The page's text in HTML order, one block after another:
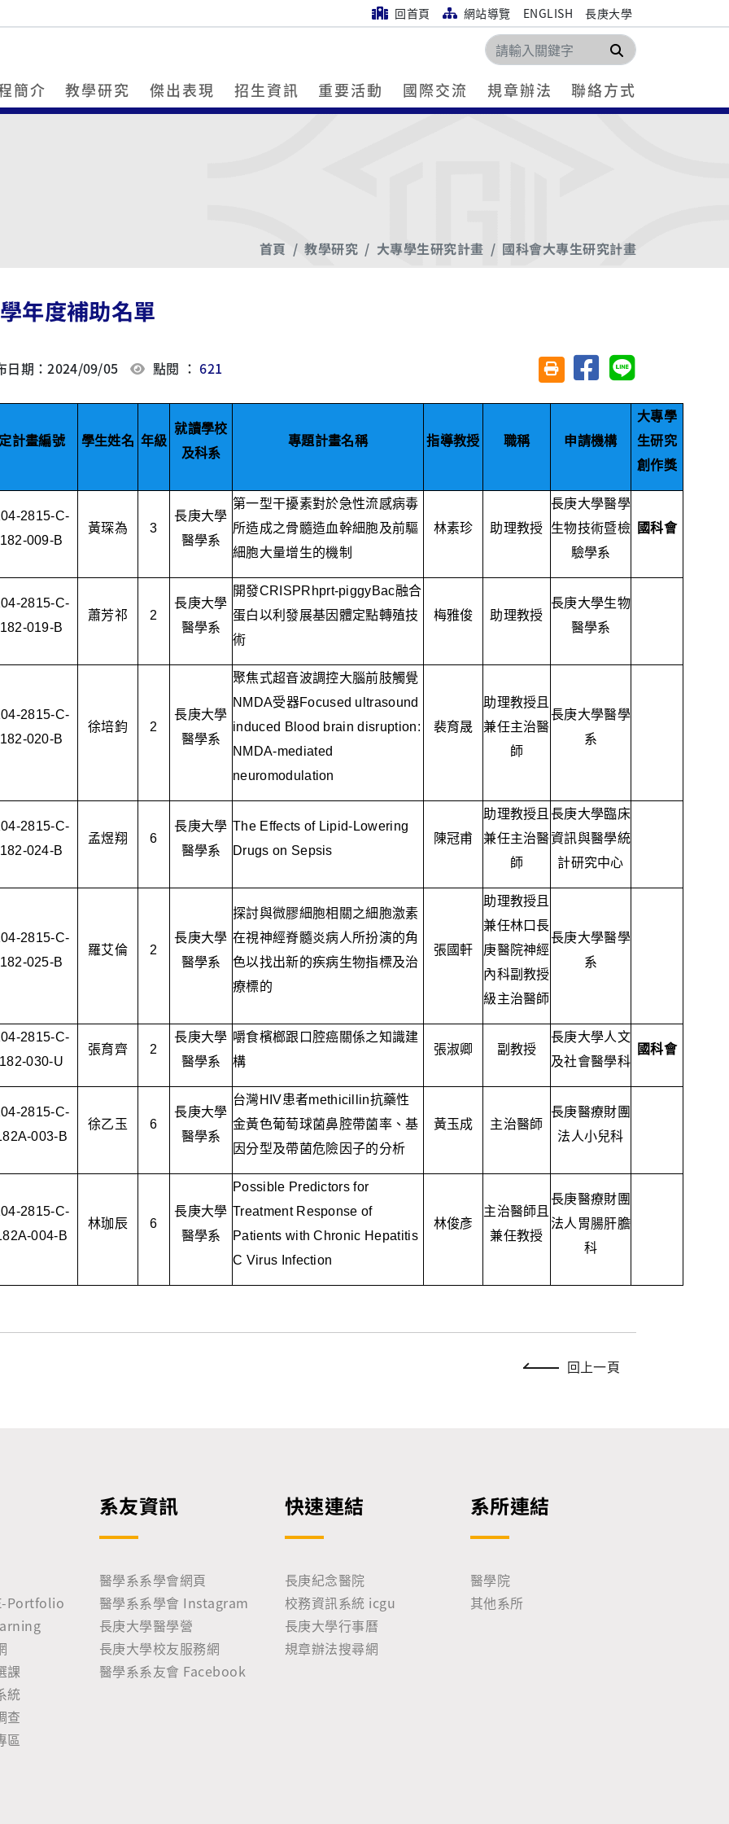
回首頁 網站導覽 ENGLISH 長庚大學
搜尋
簡介 教學研究 傑出表現 招生資訊 重要活動 國際交流 規章辦法 聯絡方式
首頁 教學研究 大專學生研究計畫 國科會大專生研究計畫
年度補助名單
日期：2024/09/05 點閱 ：621 友善列印(另開視窗)
分享至臉書分享至 Line
計畫編號 學生姓名 年級
就讀學校
及科系
專題計畫名稱 指導教授 職稱 申請機構
大專學
生研究
創作獎
2815-C-
182-009-B
黃琛為 3
長庚大學
醫學系
第一型干擾素對於急性流感病毒
所造成之骨髓造血幹細胞及前驅
細胞大量增生的機制
林素珍 助理教授
長庚大學醫學
生物技術暨檢
驗學系
國科會
2815-C-
182-019-B
蕭芳祁 2
長庚大學
醫學系
開發CRISPRhprt-piggyBac融合
蛋白以利發展基因體定點轉殖技
術
梅雅俊 助理教授
長庚大學生物
醫學系
2815-C-
182-020-B
徐培鈞 2
長庚大學
醫學系
聚焦式超音波調控大腦前肢觸覺
NMDA受器Focused ultrasound
induced Blood brain disruption:
NMDA-mediated
neuromodulation
裴育晟
助理教授且
兼任主治醫
師
長庚大學醫學
系
2815-C-
182-024-B
孟煜翔 6
長庚大學
醫學系
The Effects of Lipid-Lowering
Drugs on Sepsis
陳冠甫
助理教授且
兼任主治醫
師
長庚大學臨床
資訊與醫學統
計研究中心
2815-C-
182-025-B
羅艾倫 2
長庚大學
醫學系
探討與微膠細胞相關之細胞激素
在視神經脊髓炎病人所扮演的角
色以找出新的疾病生物指標及治
療標的
張國軒
助理教授且
兼任林口長
庚醫院神經
內科副教授
級主治醫師
長庚大學醫學
系
2815-C-
182-030-U
張育齊 2
長庚大學
醫學系
嚼食檳榔跟口腔癌關係之知識建
構
張淑卿 副教授
長庚大學人文
及社會醫學科
國科會
2815-C-
003-B
徐乙玉 6
長庚大學
醫學系
台灣 HIV患者methicillin抗藥性
金黃色葡萄球菌鼻腔帶菌率、基
因分型及帶菌危險因子的分析
黃玉成 主治醫師
長庚醫療財團
法人小兒科
2815-C-
004-B
林珈辰 6
長庚大學
醫學系
Possible Predictors for
Treatment Response of
Patients with Chronic Hepatitis
C Virus Infection
林俊彥
主治醫師且
兼任教授
長庚醫療財團
法人胃腸肝膽
科
回上一頁
Portfolio
課
統
查
區
系友資訊
醫學系系學會網頁
醫學系系學會 Instagram
長庚大學醫學營
長庚大學校友服務網
醫學系系友會 Facebook
快速連結
長庚紀念醫院
校務資訊系統 icgu
長庚大學行事曆
規章辦法搜尋網
系所連結
醫學院
其他系所